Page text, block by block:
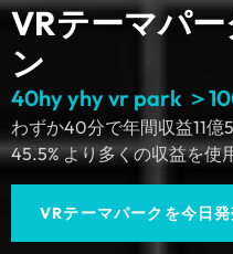
VRテーマパ
ン
40hy yhy vr park ＞
わずか40分で年間収益11
45.5% より多くの収益を使
VRテーマパークを今日